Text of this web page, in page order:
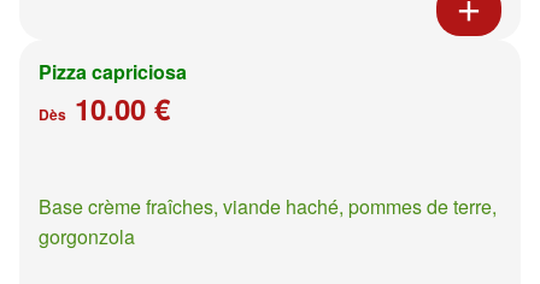
Pizza capriciosa
Dès 10.00 €
Base crème fraîches, viande haché, pommes de terre,
gorgonzola